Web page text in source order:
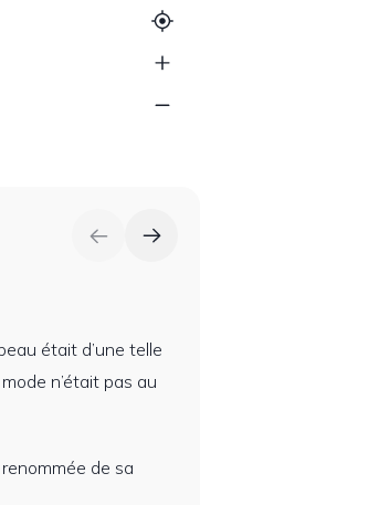
était d’une telle
n’était pas au
de sa